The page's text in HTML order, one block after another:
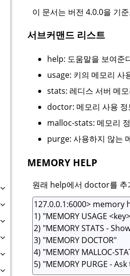
이 문서는 버전 4.0.0을 기
서브커맨드 리스트
help: 도움말을 보여준
usage: 키의 메모리 사
stats: 레디스 서버 메
doctor: 메모리 사용
malloc-stats: 메모리
purge: 사용하지 않는
MEMORY HELP
원래 help에서 doctor를 추